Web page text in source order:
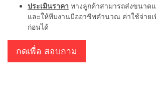
ประเมินราคา ทางลูกค้าสามารถส่งขนาด
และให้ทีมงานมืออาชีพคำนวณ ค่าใช้จ่ายเ
ก่อนได้
กดเพื่อ สอบถาม